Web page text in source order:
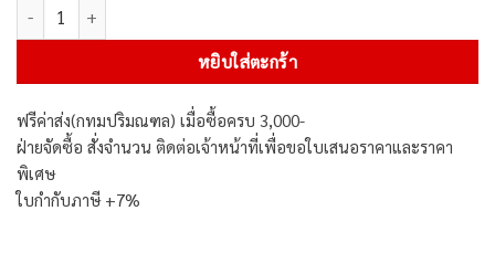
หยิบใส่ตะกร้า
ฟรีค่าส่ง(กทมปริมณฑล) เมื่อซื้อครบ 3,000-
ฝ่ายจัดซื้อ สั่งจำนวน ติดต่อเจ้าหน้าที่เพื่อขอใบเสนอราคาและราคา
พิเศษ
ใบกำกับภาษี +7%